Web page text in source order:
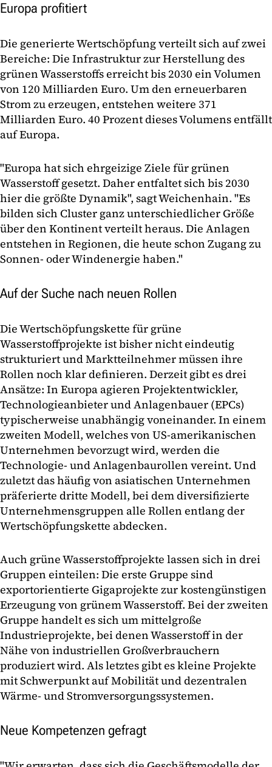
Europa profitiert
Die generierte Wertschöpfung verteilt sich auf zwei
Bereiche: Die Infrastruktur zur Herstellung des
grünen Wasserstoffs erreicht bis 2030 ein Volumen
von 120 Milliarden Euro. Um den erneuerbaren
Strom zu erzeugen, entstehen weitere 371
Milliarden Euro. 40 Prozent dieses Volumens entfällt
auf Europa.
"Europa hat sich ehrgeizige Ziele für grünen
Wasserstoff gesetzt. Daher entfaltet sich bis 2030
hier die größte Dynamik", sagt Weichenhain. "Es
bilden sich Cluster ganz unterschiedlicher Größe
über den Kontinent verteilt heraus. Die Anlagen
entstehen in Regionen, die heute schon Zugang zu
Sonnen- oder Windenergie haben."
Auf der Suche nach neuen Rollen
Die Wertschöpfungskette für grüne
Wasserstoffprojekte ist bisher nicht eindeutig
strukturiert und Marktteilnehmer müssen ihre
Rollen noch klar definieren. Derzeit gibt es drei
Ansätze: In Europa agieren Projektentwickler,
Technologieanbieter und Anlagenbauer (EPCs)
typischerweise unabhängig voneinander. In einem
zweiten Modell, welches von US-amerikanischen
Unternehmen bevorzugt wird, werden die
Technologie- und Anlagenbaurollen vereint. Und
zuletzt das häufig von asiatischen Unternehmen
präferierte dritte Modell, bei dem diversifizierte
Unternehmensgruppen alle Rollen entlang der
Wertschöpfungskette abdecken.
Auch grüne Wasserstoffprojekte lassen sich in drei
Gruppen einteilen: Die erste Gruppe sind
exportorientierte Gigaprojekte zur kostengünstigen
Erzeugung von grünem Wasserstoff. Bei der zweiten
Gruppe handelt es sich um mittelgroße
Industrieprojekte, bei denen Wasserstoff in der
Nähe von industriellen Großverbrauchern
produziert wird. Als letztes gibt es kleine Projekte
mit Schwerpunkt auf Mobilität und dezentralen
Wärme- und Stromversorgungssystemen.
Neue Kompetenzen gefragt